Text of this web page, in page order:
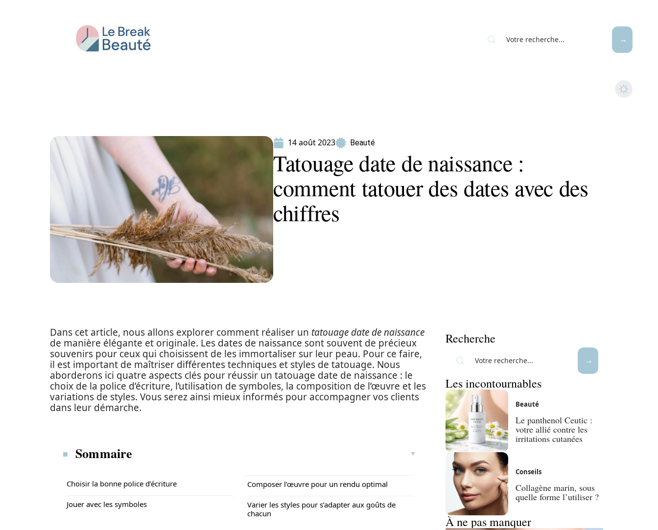
14 août 2023 Beauté
Tatouage date de naissance :
comment tatouer des dates avec des
chiffres
Dans cet article, nous allons explorer comment réaliser un tatouage date de naissance
de manière élégante et originale. Les dates de naissance sont souvent de précieux
souvenirs pour ceux qui choisissent de les immortaliser sur leur peau. Pour ce faire,
il est important de maîtriser différentes techniques et styles de tatouage. Nous
aborderons ici quatre aspects clés pour réussir un tatouage date de naissance : le
choix de la police d’écriture, l’utilisation de symboles, la composition de l’œuvre et les
variations de styles. Vous serez ainsi mieux informés pour accompagner vos clients
dans leur démarche.
Sommaire
Choisir la bonne police d’écriture
Jouer avec les symboles
Composer l’œuvre pour un rendu optimal
Varier les styles pour s’adapter aux goûts de
chacun
Recherche
Les incontournables
Beauté
Le panthenol Ceutic :
votre allié contre les
irritations cutanées
Conseils
Collagène marin, sous
quelle forme l’utiliser ?
À ne pas manquer